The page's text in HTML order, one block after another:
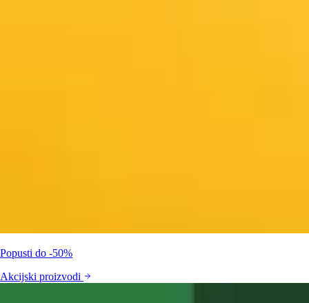
Popusti do -50%
Akcijski proizvodi